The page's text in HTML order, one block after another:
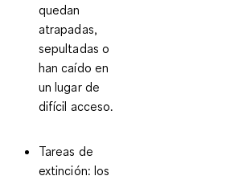
quedan
atrapadas,
sepultadas o
han caído en
un lugar de
difícil acceso.
Tareas de
extinción: los